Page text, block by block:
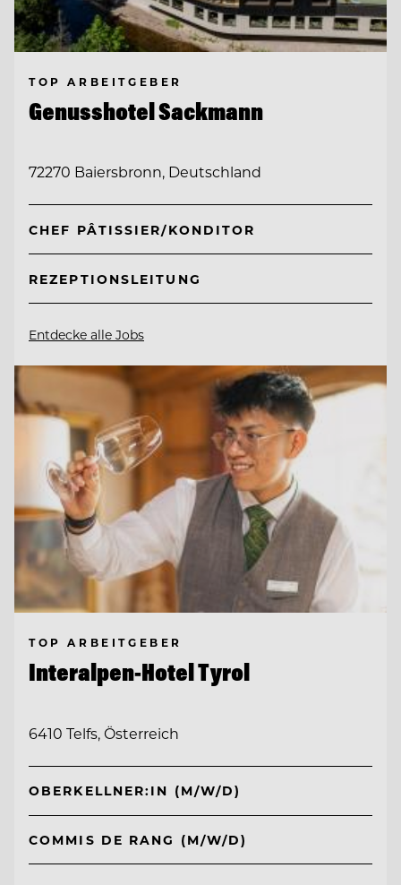
TOP ARBEITGEBER
Genusshotel Sackmann
72270 Baiersbronn, Deutschland
CHEF PÂTISSIER/KONDITOR
REZEPTIONSLEITUNG
Entdecke alle Jobs
TOP ARBEITGEBER
Interalpen-Hotel Tyrol
6410 Telfs, Österreich
OBERKELLNER:IN (M/W/D)
COMMIS DE RANG (M/W/D)